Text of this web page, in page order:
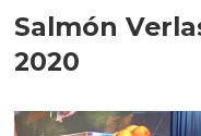
Salmón
2020